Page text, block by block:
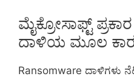
ಮೈಕ್ರೋಸಾಫ್ಟ್
ದಾಳಿಯ ಮೂಲ
Ransomware ದಾಳಿಗಳು